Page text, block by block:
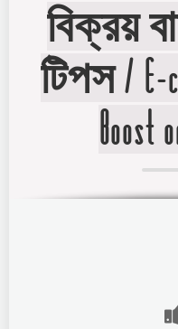
বিক্রয়
টিপস / E-
Boost